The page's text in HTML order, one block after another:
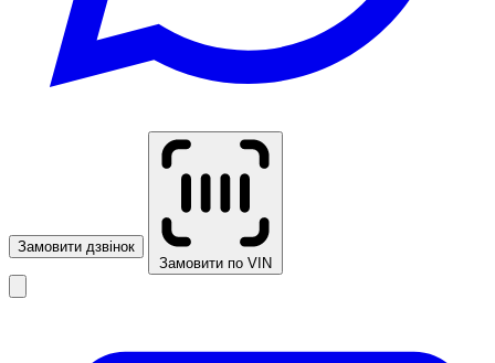
Замовити дзвінок
Замовити по VIN